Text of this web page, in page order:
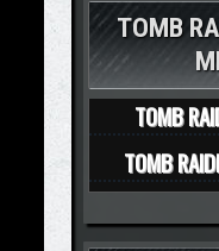
TOMB
TOMB
TOMB